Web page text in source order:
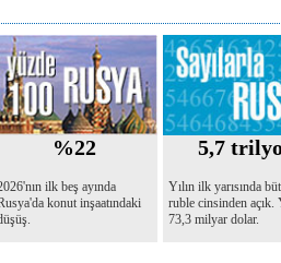
%22
ilk beş ayında
konut inşaatındaki
5,7
Yılın ilk yarısında
ruble cinsinden açık.
73,3 milyar dolar.